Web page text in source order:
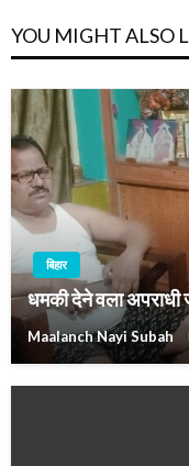
YOU MIGHT ALSO
बिहार
धमकी देने वला
Maalanch Nayi Subah